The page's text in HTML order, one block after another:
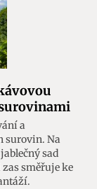
a
surovin. Na
sad
směřuje ke